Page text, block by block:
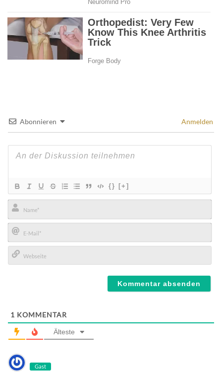
Abonnieren Anmelden
{} [+]
Name*
E-
Mail*
1 KOMMENTAR
Älteste
Gast